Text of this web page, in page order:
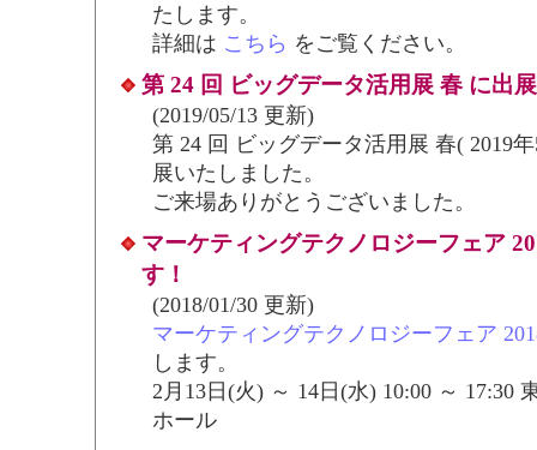
たします。
詳細は こちら をご覧ください。
第 24 回 ビッグデータ活用展 春 に出
(2019/05/13 更新)
第 24 回 ビッグデータ活用展 春( 2019
展いたしました。
ご来場ありがとうございました。
マーケティングテクノロジーフェア
す！
(2018/01/30 更新)
マーケティングテクノロジーフェア
します。
2月13日(火) ～ 14日(水) 10:00 ～ 17:30
ホール